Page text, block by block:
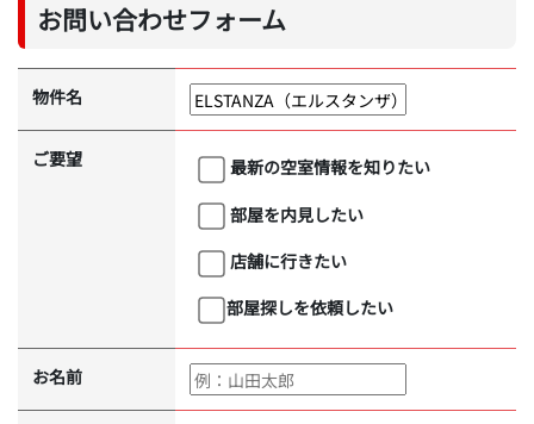
お問い合わせフォーム
物件名
ご要望
最新の空室情報を知りたい
部屋を内見したい
店舗に行きたい
部屋探しを依頼したい
お名前